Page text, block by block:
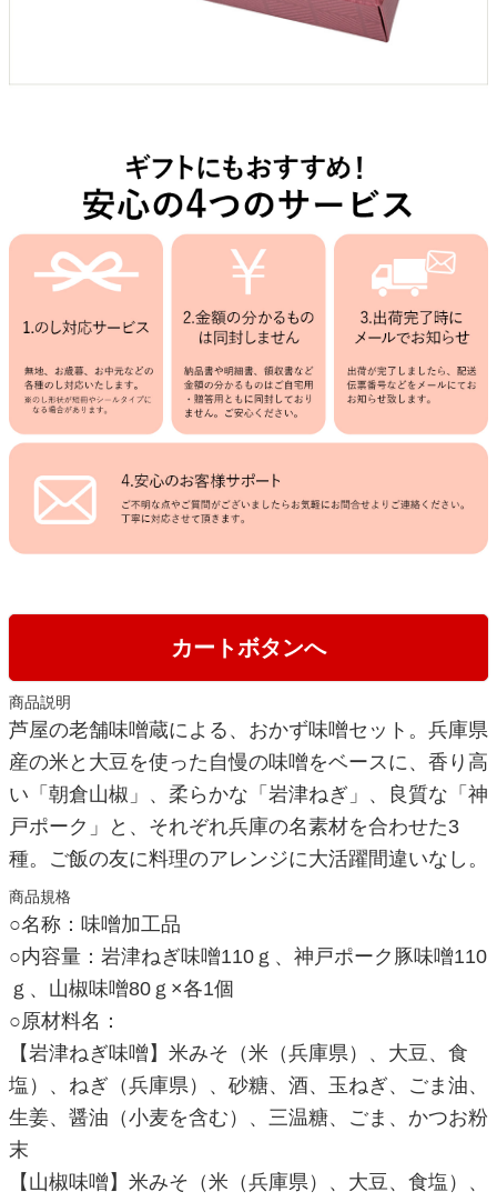
カートボタンへ
商品説明
芦屋の老舗味噌蔵による、おかず味噌セット。兵庫県
産の米と大豆を使った自慢の味噌をベースに、香り高
い「朝倉山椒」、柔らかな「岩津ねぎ」、良質な「神
戸ポーク」と、それぞれ兵庫の名素材を合わせた3
種。ご飯の友に料理のアレンジに大活躍間違いなし。
商品規格
○名称：味噌加工品
○内容量：岩津ねぎ味噌110ｇ、神戸ポーク豚味噌110
ｇ、山椒味噌80ｇ×各1個
○原材料名：
【岩津ねぎ味噌】米みそ（米（兵庫県）、大豆、食
塩）、ねぎ（兵庫県）、砂糖、酒、玉ねぎ、ごま油、
生姜、醤油（小麦を含む）、三温糖、ごま、かつお粉
末
【山椒味噌】米みそ（米（兵庫県）、大豆、食塩）、